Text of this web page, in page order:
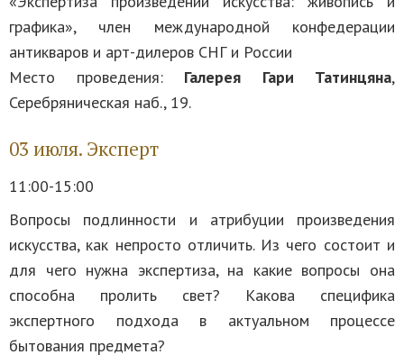
графика», член международной конфедерации
антикваров и арт-дилеров СНГ и России
Место проведения: Галерея Гари Татинцяна,
Серебряническая наб., 19.
03 июля. Эксперт
11:00-15:00
Вопросы подлинности и атрибуции произведения
искусства, как непросто отличить. Из чего состоит и
для чего нужна экспертиза, на какие вопросы она
способна пролить свет? Какова специфика
экспертного подхода в актуальном процессе
бытования предмета?